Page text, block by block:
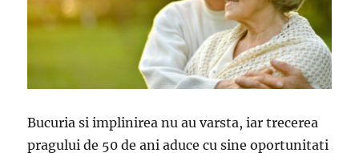
Bucuria si implinirea nu au varsta, iar trecerea
pragului de 50 de ani aduce cu sine oportunitati